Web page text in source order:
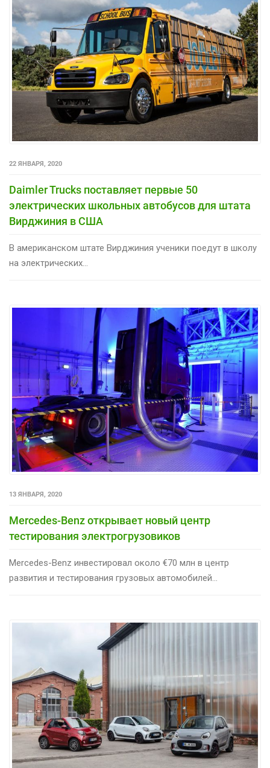
22 ЯНВАРЯ, 2020
Daimler Trucks поставляет первые 50
электрических школьных автобусов для штата
Вирджиния в США
В американском штате Вирджиния ученики поедут в школу
на электрических...
13 ЯНВАРЯ, 2020
Mercedes-Benz открывает новый центр
тестирования электрогрузовиков
Mercedes-Benz инвестировал около €70 млн в центр
развития и тестирования грузовых автомобилей...